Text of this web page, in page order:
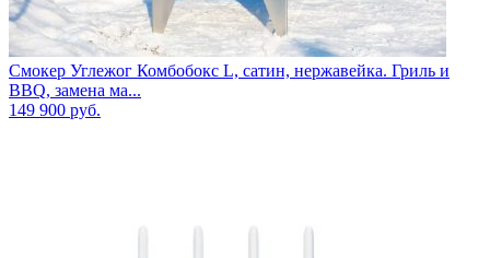
Смокер Углежог Комбобокс L, сатин, нержавейка. Гриль и
BBQ, замена ма...
149 900 руб.